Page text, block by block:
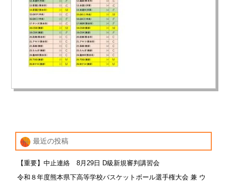
最近の投稿
【重要】中止連絡 8月29日 D級新規審判講習会
令和８年度熊本県下高等学校バスケットボール選手権大会 兼 ウ